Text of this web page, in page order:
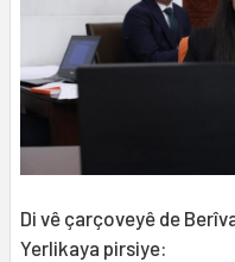
Di vê çarçoveyê de
Yerlikaya pirsiye: